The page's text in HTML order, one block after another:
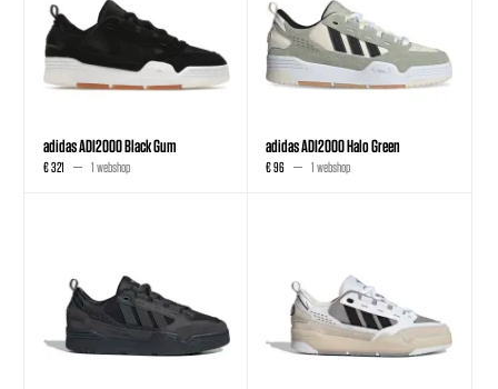
adidas ADI2000 Black Gum
€ 321 1 webshop
adidas ADI2000 Halo Green
€ 96 1 webshop